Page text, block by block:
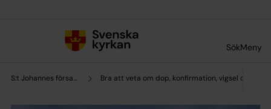
SökMeny
S:t Johannes församling Bra att veta om dop, konfirmation, vigsel och